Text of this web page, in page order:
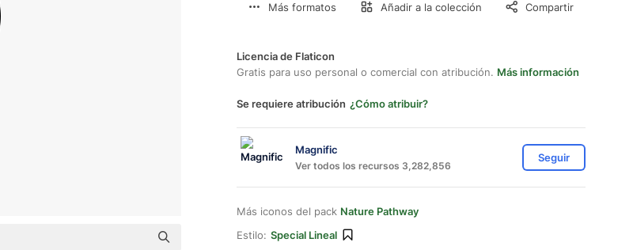
Más formatos Añadir a la colección Compartir
Licencia de Flaticon
Gratis para uso personal o comercial con atribución. Más información
Se requiere atribución ¿Cómo atribuir?
Magnific
Ver todos los recursos 3,282,856
Seguir
Más iconos del pack Nature Pathway
Estilo: Special Lineal